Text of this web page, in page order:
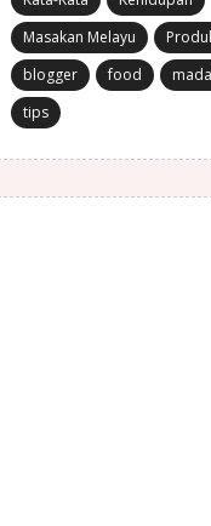
Masakan Melayu
blogger
food
tips